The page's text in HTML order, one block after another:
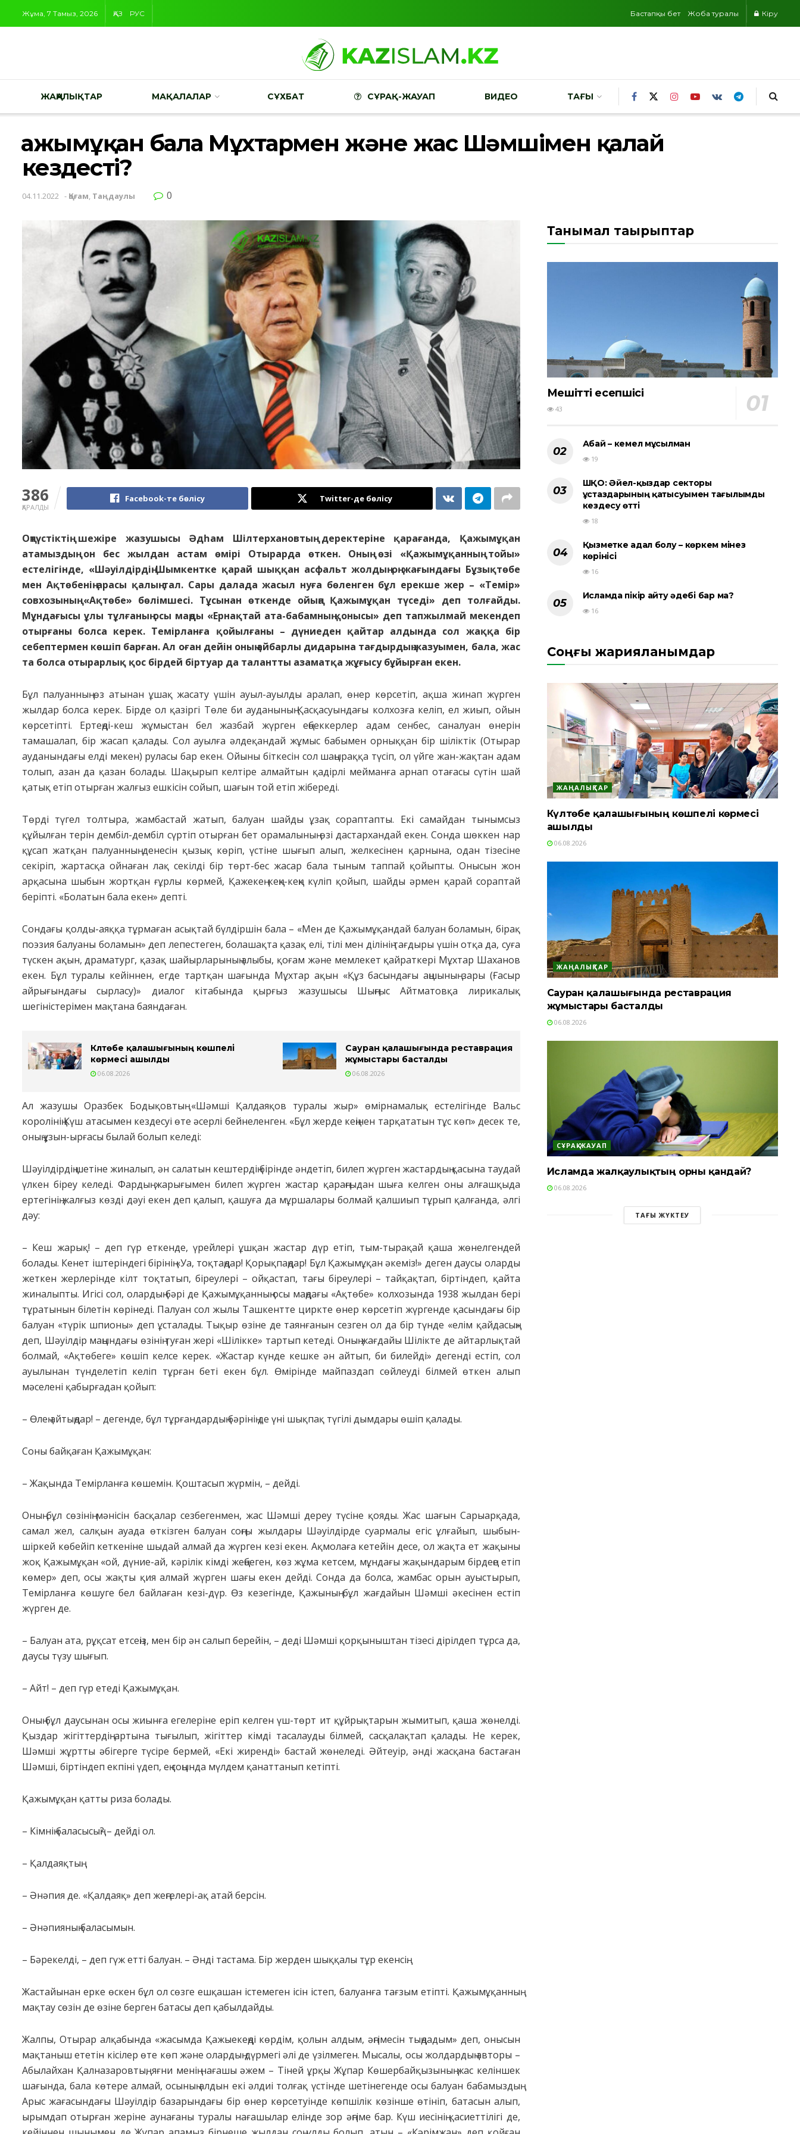
Жұма, 7 Тамыз, 2026 ҚАЗ РУС Бастапқы бет Жоба туралы Кіру
ЖАҢАЛЫҚТАР МАҚАЛАЛАР СҰХБАТ СҰРАҚ-ЖАУАП ВИДЕО ТАҒЫ
Қажымұқан бала Мұхтармен және жас Шәмшімен қалай
кездесті?
04.11.2022 - Қоғам, Таңдаулы 0
386
ҚАРАЛДЫ
Facebook-те бөлісу Twitter-де бөлісу
Оңтүстіктің шежіре жазушысы Әдһам Шілтерхановтың деректеріне қарағанда, Қажымұқан
атамыздың он бес жылдан астам өмірі Отырарда өткен. Оның өзі «Қажымұқанның тойы»
естелігінде, «Шәуілдірдің Шымкентке қарай шыққан асфальт жолдың оң жағындағы Бұзықтөбе
мен Ақтөбенің арасы қалың тал. Сары далада жасыл нуға бөленген бұл ерекше жер – «Темір»
совхозының «Ақтөбе» бөлімшесі. Тұсынан өткенде ойыңа Қажымұқан түседі» деп толғайды.
Мұндағысы ұлы тұлғаның осы маңды «Ернақтай ата-бабамның қонысы» деп тапжылмай мекендеп
отырғаны болса керек. Темірланға қойылғаны – дүниеден қайтар алдында сол жаққа бір
себептермен көшіп барған. Ал оған дейін оның айбарлы дидарына тағдырдың жазуымен, бала, жас
та болса отырарлық қос бірдей біртуар да талантты азаматқа жұғысу бұйырған екен.
Бұл палуанның өз атынан ұшақ жасату үшін ауыл-ауылды аралап, өнер көрсетіп, ақша жинап жүрген
жылдар болса керек. Бірде ол қазіргі Төле би ауданының Қасқасуындағы колхозға келіп, ел жиып, ойын
көрсетіпті. Ертеңді-кеш жұмыстан бел жазбай жүрген еңбеккерлер адам сенбес, саналуан өнерін
тамашалап, бір жасап қалады. Сол ауылға әлдеқандай жұмыс бабымен орныққан бір шіліктік (Отырар
ауданындағы елді мекен) руласы бар екен. Ойыны біткесін сол шаңыраққа түсіп, ол үйге жан-жақтан адам
толып, азан да қазан болады. Шақырып келтіре алмайтын қадірлі мейманға арнап отағасы сүтін шай
қатық етіп отырған жалғыз ешкісін сойып, шағын той етіп жібереді.
Төрді түгел толтыра, жамбастай жатып, балуан шайды ұзақ сораптапты. Екі самайдан тынымсыз
құйылған терін дембіл-дембіл сүртіп отырған бет орамалының өзі дастархандай екен. Сонда шөккен нар
құсап жатқан палуанның денесін қызық көріп, үстіне шығып алып, желкесінен қарнына, одан тізесіне
секіріп, жартасқа ойнаған лақ секілді бір төрт-бес жасар бала тыным таппай қойыпты. Онысын жон
арқасына шыбын жортқан ғұрлы көрмей, Қажекең кеңк-кеңк күліп қойып, шайды әрмен қарай сораптай
беріпті. «Болатын бала екен» депті.
Сондағы қолды-аяққа тұрмаған асықтай бүлдіршін бала – «Мен де Қажымұқандай балуан боламын, бірақ
поэзия балуаны боламын» деп лепестеген, болашақта қазақ елі, тілі мен ділінің тағдыры үшін отқа да, суға
түскен ақын, драматург, қазақ шайырларының алыбы, қоғам және мемлекет қайраткері Мұхтар Шаханов
екен. Бұл туралы кейіннен, егде тартқан шағында Мұхтар ақын «Құз басындағы аңшының зары (Ғасыр
айрығындағы сырласу)» диалог кітабында қырғыз жазушысы Шыңғыс Айтматовқа лирикалық
шегіністерімен мақтана баяндаған.
Күлтөбе қалашығының көшпелі
көрмесі ашылды
06.08.2026
Сауран қалашығында реставрация
жұмыстары басталды
06.08.2026
Ал жазушы Оразбек Бодықовтың «Шәмші Қалдаяқов туралы жыр» өмірнамалық естелігінде Вальс
королінің Күш атасымен кездесуі өте әсерлі бейнеленген. «Бұл жерде кеңінен тарқататын тұс көп» десек те,
оның ұзын-ырғасы былай болып келеді:
Шәуілдірдің шетіне жиналып, ән салатын кештердің бірінде әндетіп, билеп жүрген жастардың қасына таудай
үлкен біреу келеді. Фардың жарығымен билеп жүрген жастар қараңғыдан шыға келген оны алғашқыда
ертегінің жалғыз көзді дәуі екен деп қалып, қашуға да мұршалары болмай қалшиып тұрып қалғанда, әлгі
дәу:
– Кеш жарық! – деп гүр еткенде, үрейлері ұшқан жастар дүр етіп, тым-тырақай қаша жөнелгендей
болады. Кенет іштеріндегі бірінің «Уа, тоқтаңдар! Қорықпаңдар! Бұл Қажымұқан әкеміз!» деген даусы оларды
жеткен жерлерінде кілт тоқтатып, біреулері – ойқастап, тағы біреулері – тайқақтап, біртіндеп, қайта
жиналыпты. Игісі сол, олардың бәрі де Қажымұқанның осы маңдағы «Ақтөбе» колхозында 1938 жылдан бері
тұратынын білетін көрінеді. Палуан сол жылы Ташкентте циркте өнер көрсетіп жүргенде қасындағы бір
балуан «түрік шпионы» деп ұсталады. Тықыр өзіне де таянғанын сезген ол да бір түнде «елім қайдасың»
деп, Шәуілдір маңындағы өзінің туған жері «Шілікке» тартып кетеді. Оның жағдайы Шілікте де айтарлықтай
болмай, «Ақтөбеге» көшіп келсе керек. «Жастар күнде кешке ән айтып, би билейді» дегенді естіп, сол
ауылынан түнделетіп келіп тұрған беті екен бұл. Өмірінде майпаздап сөйлеуді білмей өткен алып
мәселені қабырғадан қойып:
– Өлең айтыңдар! – дегенде, бұл тұрғандардың бәрінің де үні шықпақ түгілі дымдары өшіп қалады.
Соны байқаған Қажымұқан:
– Жақында Темірланға көшемін. Қоштасып жүрмін, – дейді.
Оның бұл сөзінің мәнісін басқалар сезбегенмен, жас Шәмші дереу түсіне қояды. Жас шағын Сарыарқада,
самал жел, салқын ауада өткізген балуан соңғы жылдары Шәуілдірде суармалы егіс ұлғайып, шыбын-
шіркей көбейіп кеткеніне шыдай алмай да жүрген кезі екен. Ақмолаға кетейін десе, ол жақта ет жақыны
жоқ Қажымұқан «ой, дүние-ай, кәрілік кімді жеңбеген, көз жұма кетсем, мұндағы жақындарым бірдеңе етіп
көмер» деп, осы жақты қия алмай жүрген шағы екен дейді. Сонда да болса, жамбас орын ауыстырып,
Темірланға көшуге бел байлаған кезі-дүр. Өз кезегінде, Қажының бұл жағдайын Шәмші әкесінен естіп
жүрген де.
– Балуан ата, рұқсат етсеңіз, мен бір ән салып берейін, – деді Шәмші қорқыныштан тізесі дірілдеп тұрса да,
даусы түзу шығып.
– Айт! – деп гүр етеді Қажымұқан.
Оның бұл даусынан осы жиынға егелеріне еріп келген үш-төрт ит құйрықтарын жымитып, қаша жөнелді.
Қыздар жігіттердің артына тығылып, жігіттер кімді тасалауды білмей, сасқалақтап қалады. Не керек,
Шәмші жұртты әбігерге түсіре бермей, «Екі жиренді» бастай жөнеледі. Әйтеуір, әнді жасқана бастаған
Шәмші, біртіндеп екпіні үдеп, ең соңында мүлдем қанаттанып кетіпті.
Қажымұқан қатты риза болады.
– Кімнің баласысың? – дейді ол.
– Қалдаяқтың.
– Әнәпия де. «Қалдаяқ» деп жеңгелері-ақ атай берсін.
– Әнәпияның баласымын.
– Бәрекелді, – деп гүж етті балуан. – Әнді тастама. Бір жерден шыққалы тұр екенсің.
Жастайынан ерке өскен бұл ол сөзге ешқашан істемеген ісін істеп, балуанға тағзым етіпті. Қажымұқанның
мақтау сөзін де өзіне берген батасы деп қабылдайды.
Жалпы, Отырар алқабында «жасымда Қажыекеңді көрдім, қолын алдым, әңгімесін тыңдадым» деп, онысын
мақтаныш ететін кісілер өте көп және олардың дүрмегі әлі де үзілмеген. Мысалы, осы жолдардың авторы –
Абылайхан Қалназаровтың, яғни менің нағашы әжем – Тіней ұрқы Жұпар Көшербайқызының жас келіншек
шағында, бала көтере алмай, осының алдын екі әлдиі толғақ үстінде шетінегенде осы балуан бабамыздың
Арыс жағасындағы Шәуілдір базарындағы бір өнер көрсетуінде көпшілік көзінше өтініп, батасын алып,
ырымдап отырған жеріне аунағаны туралы нағашылар елінде зор әңгіме бар. Күш иесінің қасиеттілігі де,
Танымал тақырыптар
Мешіттің есепшісі
43
Абай – кемел мұсылман
19
ШҚО: Әйел-қыздар секторы
ұстаздарының қатысуымен тағылымды
кездесу өтті
18
Қызметке адал болу – көркем мінез
көрінісі
16
Исламда пікір айту әдебі бар ма?
16
Соңғы жарияланымдар
ЖАҢАЛЫҚТАР
Күлтөбе қалашығының көшпелі көрмесі
ашылды
06.08.2026
ЖАҢАЛЫҚТАР
Сауран қалашығында реставрация
жұмыстары басталды
06.08.2026
СҰРАҚ-ЖАУАП
Исламда жалқаулықтың орны қандай?
06.08.2026
ТАҒЫ ЖҮКТЕУ